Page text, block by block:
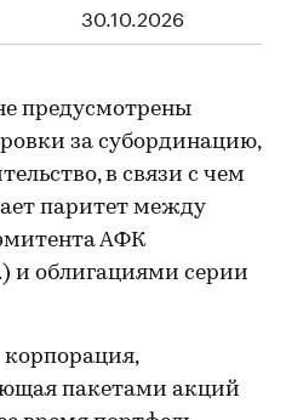
30.10.2026
предусмотрены
за субординацию,
в связи с чем
паритет между
АФК
и облигациями серии
пакетами акций